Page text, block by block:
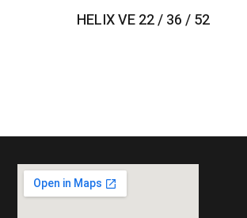
Read More
HELIX VE 22 / 36 / 52